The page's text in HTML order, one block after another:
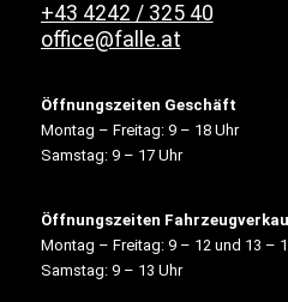
+43 4242 / 325 40
office@falle.at
Öffnungszeiten Geschäft
Montag – Freitag: 9 – 18 Uhr
Samstag: 9 – 17 Uhr
Öffnungszeiten
Montag – Freitag: 9 – 12 und 13 –
Samstag: 9 – 13 Uhr